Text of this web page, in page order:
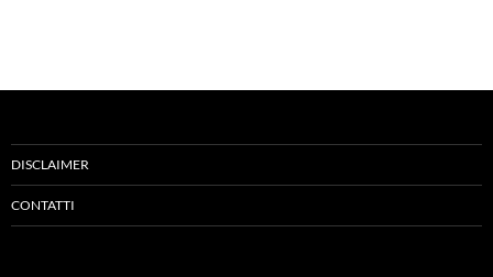
DISCLAIMER
CONTATTI